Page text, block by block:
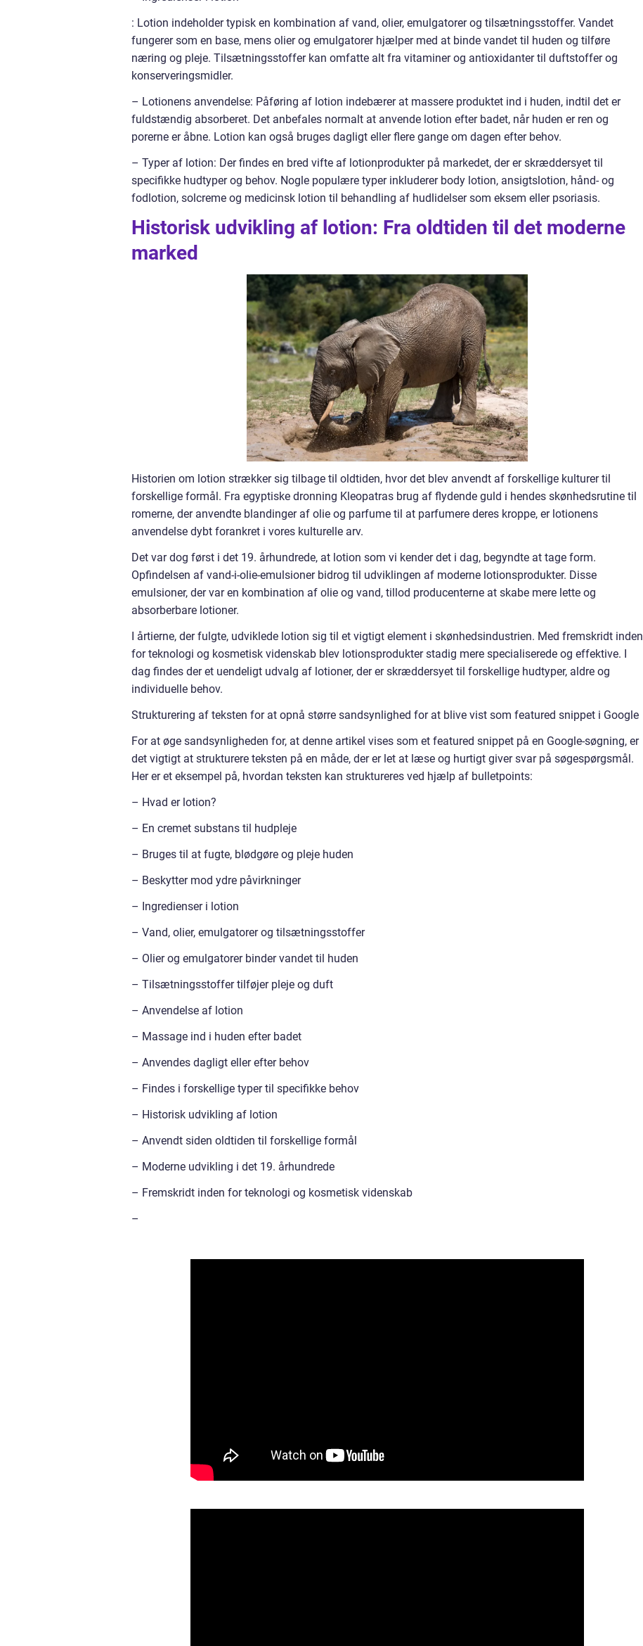
: Lotion indeholder typisk en kombination af vand, olier, emulgatorer og tilsætningsstoffer. Vandet
fungerer som en base, mens olier og emulgatorer hjælper med at binde vandet til huden og tilføre
næring og pleje. Tilsætningsstoffer kan omfatte alt fra vitaminer og antioxidanter til duftstoffer og
konserveringsmidler.
– Lotionens anvendelse: Påføring af lotion indebærer at massere produktet ind i huden, indtil det er
fuldstændig absorberet. Det anbefales normalt at anvende lotion efter badet, når huden er ren og
porerne er åbne. Lotion kan også bruges dagligt eller flere gange om dagen efter behov.
– Typer af lotion: Der findes en bred vifte af lotionprodukter på markedet, der er skræddersyet til
specifikke hudtyper og behov. Nogle populære typer inkluderer body lotion, ansigtslotion, hånd- og
fodlotion, solcreme og medicinsk lotion til behandling af hudlidelser som eksem eller psoriasis.
Historisk udvikling af lotion: Fra oldtiden til det moderne
marked
Historien om lotion strækker sig tilbage til oldtiden, hvor det blev anvendt af forskellige kulturer til
forskellige formål. Fra egyptiske dronning Kleopatras brug af flydende guld i hendes skønhedsrutine til
romerne, der anvendte blandinger af olie og parfume til at parfumere deres kroppe, er lotionens
anvendelse dybt forankret i vores kulturelle arv.
Det var dog først i det 19. århundrede, at lotion som vi kender det i dag, begyndte at tage form.
Opfindelsen af vand-i-olie-emulsioner bidrog til udviklingen af moderne lotionsprodukter. Disse
emulsioner, der var en kombination af olie og vand, tillod producenterne at skabe mere lette og
absorberbare lotioner.
I årtierne, der fulgte, udviklede lotion sig til et vigtigt element i skønhedsindustrien. Med fremskridt inden
for teknologi og kosmetisk videnskab blev lotionsprodukter stadig mere specialiserede og effektive. I
dag findes der et uendeligt udvalg af lotioner, der er skræddersyet til forskellige hudtyper, aldre og
individuelle behov.
Strukturering af teksten for at opnå større sandsynlighed for at blive vist som featured snippet i Google
For at øge sandsynligheden for, at denne artikel vises som et featured snippet på en Google-søgning, er
det vigtigt at strukturere teksten på en måde, der er let at læse og hurtigt giver svar på søgespørgsmål.
Her er et eksempel på, hvordan teksten kan struktureres ved hjælp af bulletpoints:
– Hvad er lotion?
– En cremet substans til hudpleje
– Bruges til at fugte, blødgøre og pleje huden
– Beskytter mod ydre påvirkninger
– Ingredienser i lotion
– Vand, olier, emulgatorer og tilsætningsstoffer
– Olier og emulgatorer binder vandet til huden
– Tilsætningsstoffer tilføjer pleje og duft
– Anvendelse af lotion
– Massage ind i huden efter badet
– Anvendes dagligt eller efter behov
– Findes i forskellige typer til specifikke behov
– Historisk udvikling af lotion
– Anvendt siden oldtiden til forskellige formål
– Moderne udvikling i det 19. århundrede
– Fremskridt inden for teknologi og kosmetisk videnskab
–